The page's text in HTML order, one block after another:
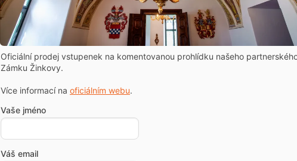
Oficiální prodej vstupenek na komentovanou prohlídku našeho
Zámku Žinkovy.
Více informací na oficiálním webu.
Vaše jméno
Váš email